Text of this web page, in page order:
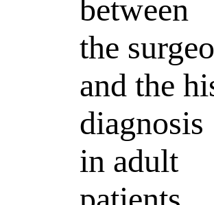
between
the
and the
diagnosis
in adult